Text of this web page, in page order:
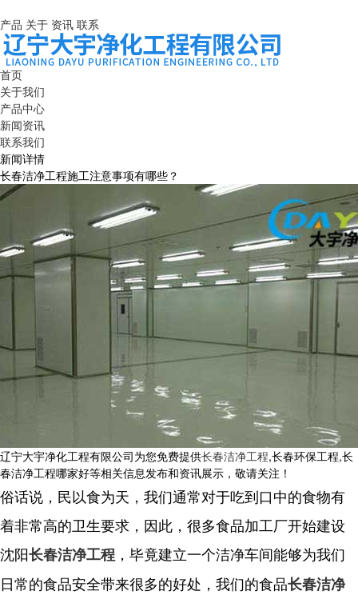
产品 关于 资讯 联系
首页
关于我们
产品中心
新闻资讯
联系我们
新闻详情
长春洁净工程施工注意事项有哪些？
辽宁大宇净化工程有限公司为您免费提供长春洁净工程,长春环保工程,长
春洁净工程哪家好等相关信息发布和资讯展示，敬请关注！
俗话说，民以食为天，我们通常对于吃到口中的食物有
着非常高的卫生要求，因此，很多食品加工厂开始建设
沈阳长春洁净工程 ，毕竟建立一个洁净车间能够为我们
日常的食品安全带来很多的好处，我们的食品长春洁净